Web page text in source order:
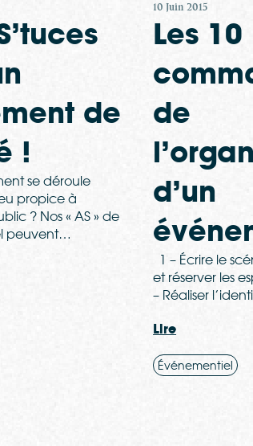
de
!
se déroule
propice à
? Nos « AS » de
peuvent…
10 Juin 2015
Les 10
de
d’un
1 – Écrire le
et réserver les
– Réaliser
Lire
Événementiel